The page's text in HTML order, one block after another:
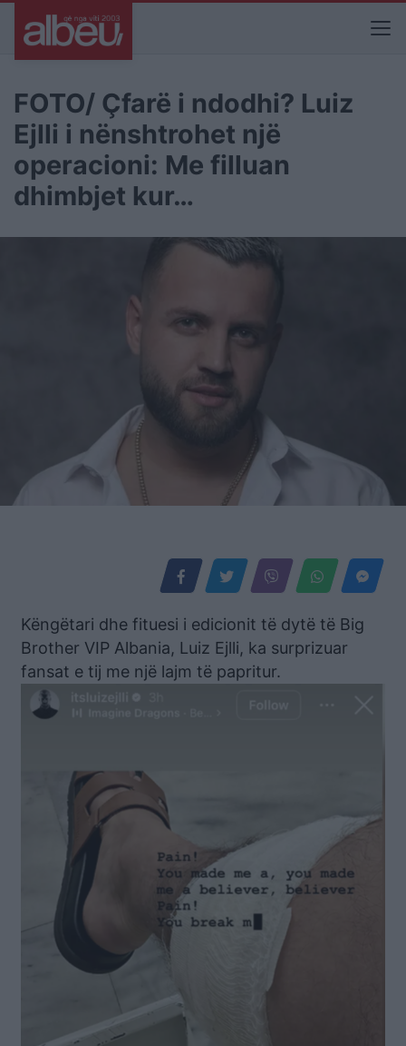
FOTO/ Çfarë i ndodhi? Luiz
Ejlli i nënshtrohet një
operacioni: Me filluan
dhimbjet kur…
Këngëtari dhe fituesi i edicionit të dytë të Big
Brother VIP Albania, Luiz Ejlli, ka surprizuar
fansat e tij me një lajm të papritur.